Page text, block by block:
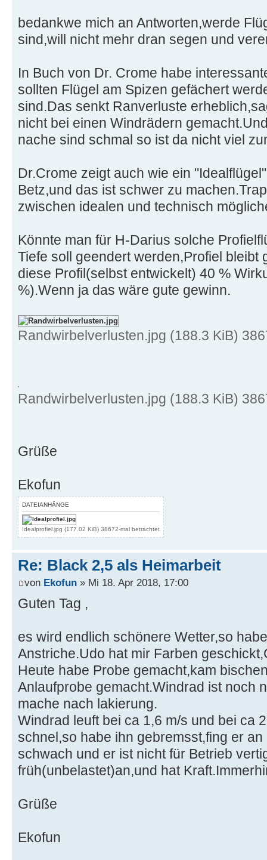
bedankwe mich an Antworten,werde
sind,will nicht mehr dran segen und
In Buch von Dr. Crome habe
sollten Flügel am Spizen gefächert
sind.Das senkt Ranverluste
nicht bei einen Windrädern
nache sind schmal so ist da nicht viel
Dr.Crome zeigt auch wie ein
Betz,und das ist schwer zu
zwischen idealen und technisch
Könnte man für H-Darius solche
Tiefe soll geendert werden,Profiel bleibt
diese Profil(selbst entwickelt) 40 %
%).Wenn ja das wäre gute gewinn.
Randwirbelverlusten.jpg (188.3 KiB)
Randwirbelverlusten.jpg (188.3 KiB)
Grüße
Ekofun
DATEIANHÄNGE
Idealprofiel.jpg (177.02 KiB) 38672-mal betrachtet
Re: Black 2,5 als Heimarbeit
Ekofun » Mi 18. Apr 2018, 17:00
Guten Tag ,
es wird endlich schönere Wetter,so